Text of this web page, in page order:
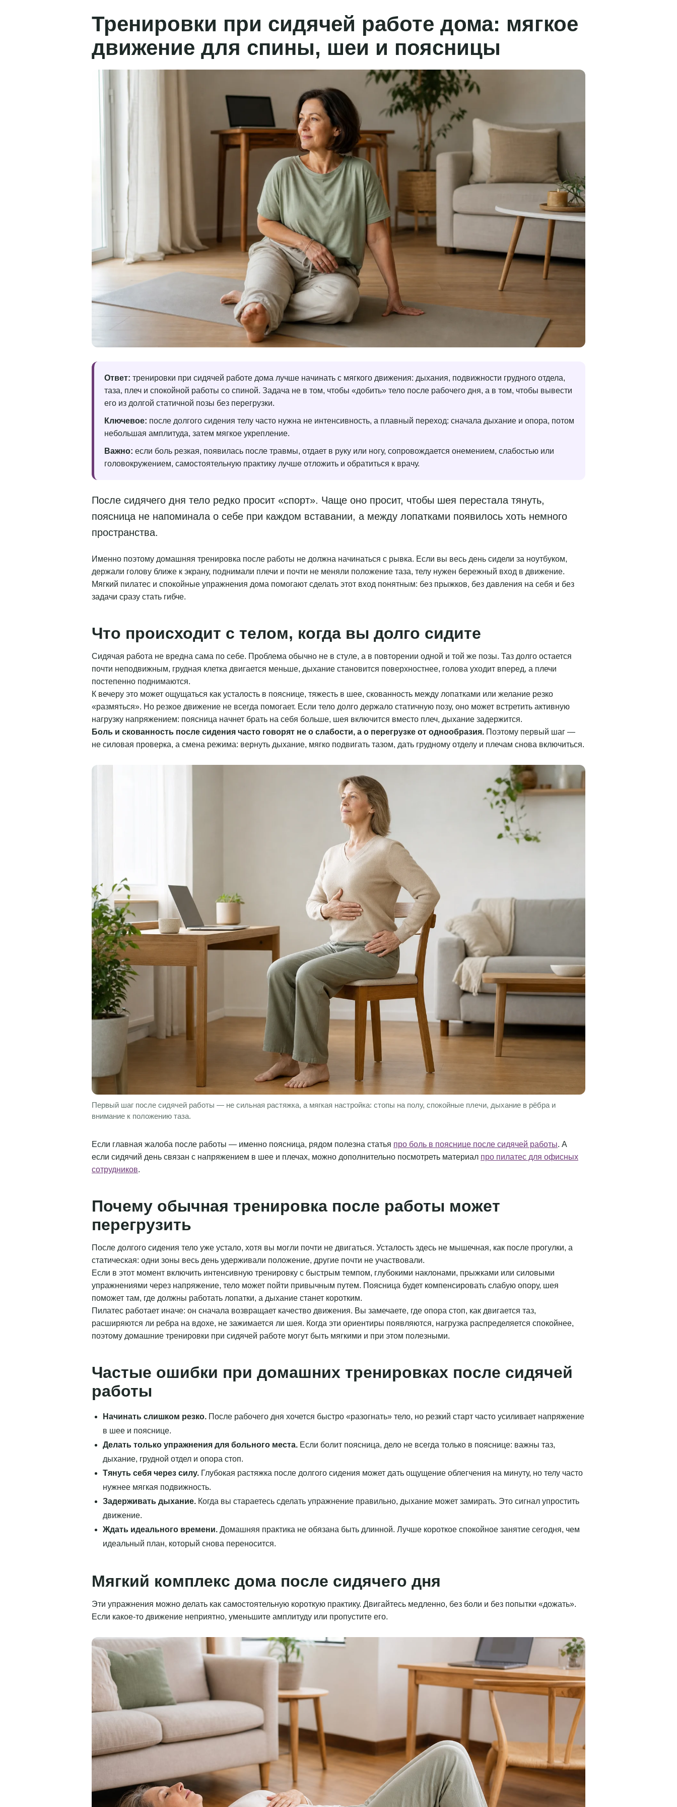
Тренировки при сидячей работе дома: мягкое
движение для спины, шеи и поясницы
Ответ: тренировки при сидячей работе дома лучше начинать с мягкого движения: дыхания, подвижности грудного отдела,
таза, плеч и спокойной работы со спиной. Задача не в том, чтобы «добить» тело после рабочего дня, а в том, чтобы вывести
его из долгой статичной позы без перегрузки.
Ключевое: после долгого сидения телу часто нужна не интенсивность, а плавный переход: сначала дыхание и опора, потом
небольшая амплитуда, затем мягкое укрепление.
Важно: если боль резкая, появилась после травмы, отдает в руку или ногу, сопровождается онемением, слабостью или
головокружением, самостоятельную практику лучше отложить и обратиться к врачу.
После сидячего дня тело редко просит «спорт». Чаще оно просит, чтобы шея перестала тянуть,
поясница не напоминала о себе при каждом вставании, а между лопатками появилось хоть немного
пространства.
Именно поэтому домашняя тренировка после работы не должна начинаться с рывка. Если вы весь день сидели за ноутбуком,
держали голову ближе к экрану, поднимали плечи и почти не меняли положение таза, телу нужен бережный вход в движение.
Мягкий пилатес и спокойные упражнения дома помогают сделать этот вход понятным: без прыжков, без давления на себя и без
задачи сразу стать гибче.
Что происходит с телом, когда вы долго сидите
Сидячая работа не вредна сама по себе. Проблема обычно не в стуле, а в повторении одной и той же позы. Таз долго остается
почти неподвижным, грудная клетка двигается меньше, дыхание становится поверхностнее, голова уходит вперед, а плечи
постепенно поднимаются.
К вечеру это может ощущаться как усталость в пояснице, тяжесть в шее, скованность между лопатками или желание резко
«размяться». Но резкое движение не всегда помогает. Если тело долго держало статичную позу, оно может встретить активную
нагрузку напряжением: поясница начнет брать на себя больше, шея включится вместо плеч, дыхание задержится.
Боль и скованность после сидения часто говорят не о слабости, а о перегрузке от однообразия. Поэтому первый шаг —
не силовая проверка, а смена режима: вернуть дыхание, мягко подвигать тазом, дать грудному отделу и плечам снова включиться.
Первый шаг после сидячей работы — не сильная растяжка, а мягкая настройка: стопы на полу, спокойные плечи, дыхание в рёбра и
внимание к положению таза.
Если главная жалоба после работы — именно поясница, рядом полезна статья про боль в пояснице после сидячей работы. А
если сидячий день связан с напряжением в шее и плечах, можно дополнительно посмотреть материал про пилатес для офисных
сотрудников.
Почему обычная тренировка после работы может
перегрузить
После долгого сидения тело уже устало, хотя вы могли почти не двигаться. Усталость здесь не мышечная, как после прогулки, а
статическая: одни зоны весь день удерживали положение, другие почти не участвовали.
Если в этот момент включить интенсивную тренировку с быстрым темпом, глубокими наклонами, прыжками или силовыми
упражнениями через напряжение, тело может пойти привычным путем. Поясница будет компенсировать слабую опору, шея
поможет там, где должны работать лопатки, а дыхание станет коротким.
Пилатес работает иначе: он сначала возвращает качество движения. Вы замечаете, где опора стоп, как двигается таз,
расширяются ли ребра на вдохе, не зажимается ли шея. Когда эти ориентиры появляются, нагрузка распределяется спокойнее,
поэтому домашние тренировки при сидячей работе могут быть мягкими и при этом полезными.
Частые ошибки при домашних тренировках после сидячей
работы
Начинать слишком резко. После рабочего дня хочется быстро «разогнать» тело, но резкий старт часто усиливает напряжение
в шее и пояснице.
Делать только упражнения для больного места. Если болит поясница, дело не всегда только в пояснице: важны таз,
дыхание, грудной отдел и опора стоп.
Тянуть себя через силу. Глубокая растяжка после долгого сидения может дать ощущение облегчения на минуту, но телу часто
нужнее мягкая подвижность.
Задерживать дыхание. Когда вы стараетесь сделать упражнение правильно, дыхание может замирать. Это сигнал упростить
движение.
Ждать идеального времени. Домашняя практика не обязана быть длинной. Лучше короткое спокойное занятие сегодня, чем
идеальный план, который снова переносится.
Мягкий комплекс дома после сидячего дня
Эти упражнения можно делать как самостоятельную короткую практику. Двигайтесь медленно, без боли и без попытки «дожать».
Если какое-то движение неприятно, уменьшите амплитуду или пропустите его.